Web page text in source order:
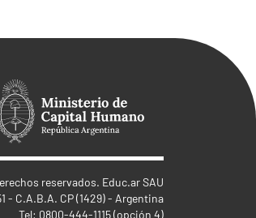
reservados. Educ.ar SAU
- C.A.B.A. CP (1429) - Argentina
Tel: 0800-444-1115 (opción 4)